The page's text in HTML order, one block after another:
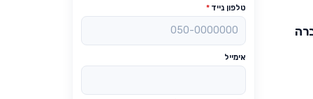
טלפון נייד *
אימייל